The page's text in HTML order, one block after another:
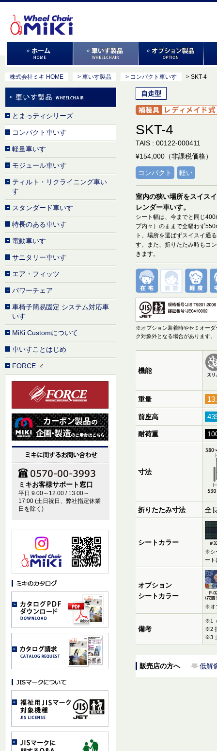
株式会社ミキ HOME > 車いす製品 > コンパクト車いす > SKT-4
自走型
SKT-4
TAIS : 00122-000411
¥154,000（非課税価格）
コンパクト 軽い
室内の狭い場所をスイス
レンダー車いす。
シート幅は、今までと同じ
プ内々）のままで全幅わず
ト。場所を選ばずスイスイ通
す。また、折りたたみ時もコ
きます。
※オプション装着時やセミオーダ
ク対象外となる場合があります。
機能
重量
前座高
耐荷重
寸法
折りたたみ寸法 全
シートカラー
※シ
ート
オプション
シートカラー
※オ
備考
※1
※2
※3
販売店の方へ 低解
とまっティシリーズ
コンパクト車いす
軽量車いす
モジュール車いす
ティルト・リクライニング車い
す
スタンダード車いす
特長のある車いす
電動車いす
サニタリー車いす
エア・フィッツ
パワーチェア
車椅子簡易固定 システム対応車
いす
MiKi Customについて
車いすことはじめ
FORCE
ミキお客様サポート窓口
平日 9:00～12:00 / 13:00～
17:00 (土日祝日、弊社指定休業
日を除く)